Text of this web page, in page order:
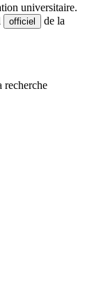
universitaire.
officiel
de la
recherche